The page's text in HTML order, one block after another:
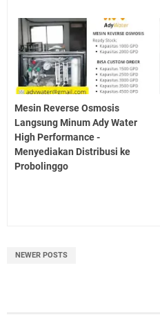
Mesin Reverse Osmosis
Langsung Minum Ady Water
High Performance -
Menyediakan Distribusi ke
Probolinggo
NEWER POSTS